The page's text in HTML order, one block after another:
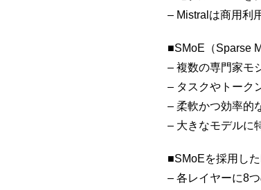
– Mistralは商用利
■SMoE（Sparse
– 複数の専門家モ
– タスクやトーク
– 柔軟かつ効率的
– 大きなモデルに
■SMoEを採用し
– 各レイヤーに8